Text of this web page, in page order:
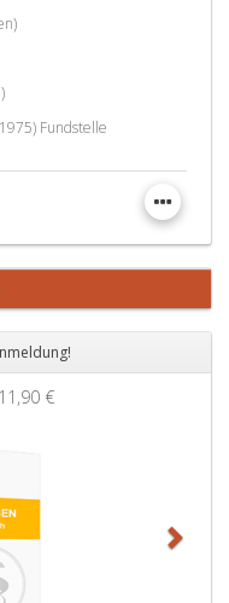
Fundstelle
11,90 €